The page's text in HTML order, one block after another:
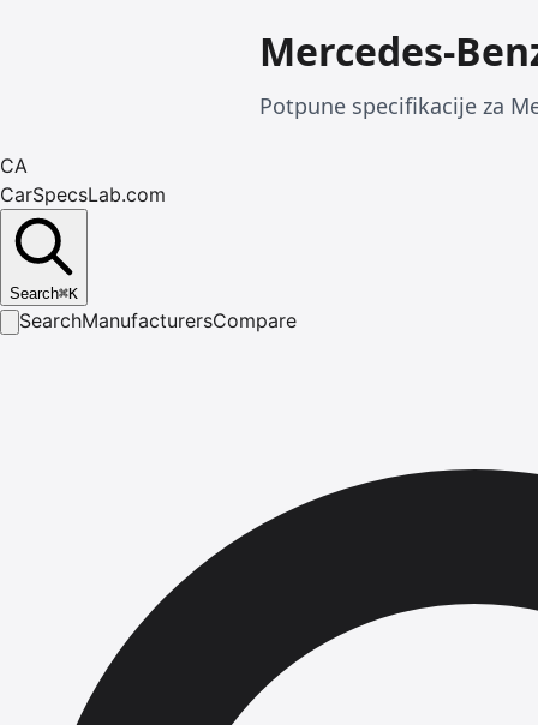
Mercedes-
Potpune specifikacije za
CA
CarSpecsLab.com
Search⌘K
SearchManufacturersCompare